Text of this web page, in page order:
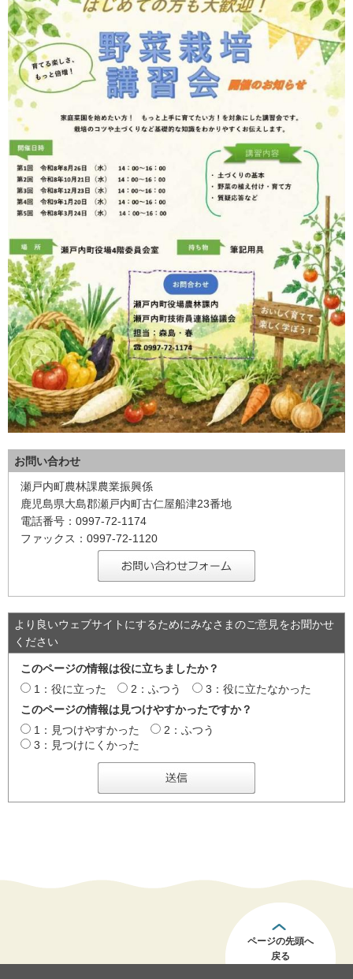
お問い合わせ
瀬戸内町農林課農業振興係
鹿児島県大島郡瀬戸内町古仁屋船津23番地
電話番号：0997-72-1174
ファックス：0997-72-1120
より良いウェブサイトにするためにみなさまのご意見をお聞かせ
ください
このページの情報は役に立ちましたか？
1：役に立った
2：ふつう
3：役に立たなかった
このページの情報は見つけやすかったですか？
1：見つけやすかった
2：ふつう
3：見つけにくかった
ページの先頭へ
戻る